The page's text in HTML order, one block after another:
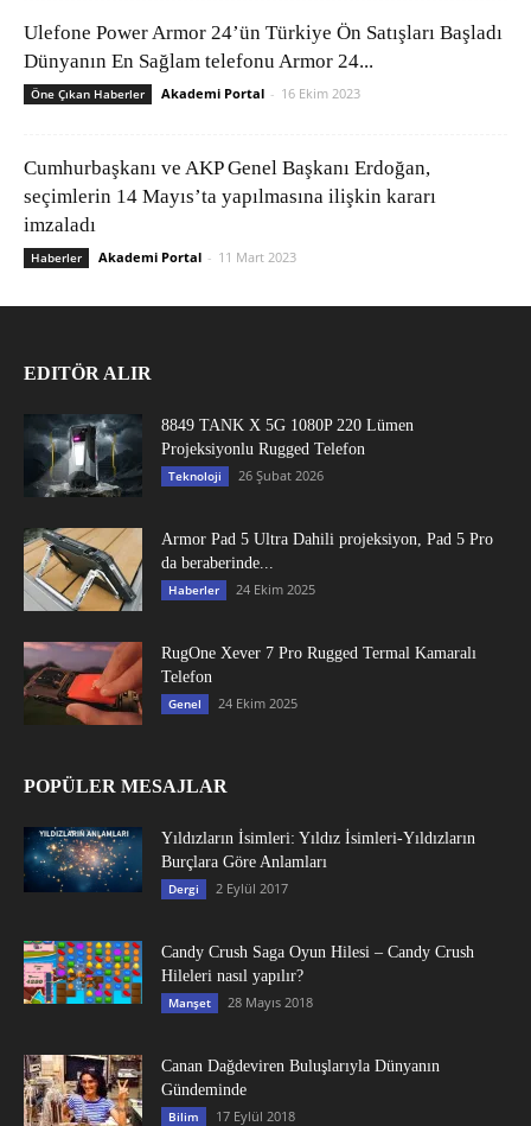
Ulefone Power Armor 24’ün Türkiye Ön Satışları Başladı
Dünyanın En Sağlam telefonu Armor 24...
Öne Çıkan Haberler Akademi Portal - 16 Ekim 2023
Cumhurbaşkanı ve AKP Genel Başkanı Erdoğan,
seçimlerin 14 Mayıs’ta yapılmasına ilişkin kararı
imzaladı
Haberler Akademi Portal - 11 Mart 2023
EDITÖR ALIR
8849 TANK X 5G 1080P 220 Lümen
Projeksiyonlu Rugged Telefon
Teknoloji 26 Şubat 2026
Armor Pad 5 Ultra Dahili projeksiyon, Pad 5 Pro
da beraberinde...
Haberler 24 Ekim 2025
RugOne Xever 7 Pro Rugged Termal Kamaralı
Telefon
Genel 24 Ekim 2025
POPÜLER MESAJLAR
Yıldızların İsimleri: Yıldız İsimleri-Yıldızların
Burçlara Göre Anlamları
Dergi 2 Eylül 2017
Candy Crush Saga Oyun Hilesi – Candy Crush
Hileleri nasıl yapılır?
Manşet 28 Mayıs 2018
Canan Dağdeviren Buluşlarıyla Dünyanın
Gündeminde
Bilim 17 Eylül 2018